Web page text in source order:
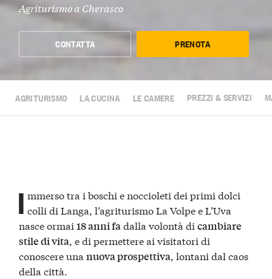
Agriturismo a Cherasco
CONTATTA PRENOTA
AGRITURISMO LA CUCINA LE CAMERE PREZZI & SERVIZI
I mmerso tra i boschi e noccioleti dei primi dolci
colli di Langa, l’agriturismo La Volpe e L’Uva
nasce ormai18 anni fadalla volontà dicambiare
stile di vita, e di permettere ai visitatori di
conoscere unanuova prospettiva, lontani dal caos
della città.